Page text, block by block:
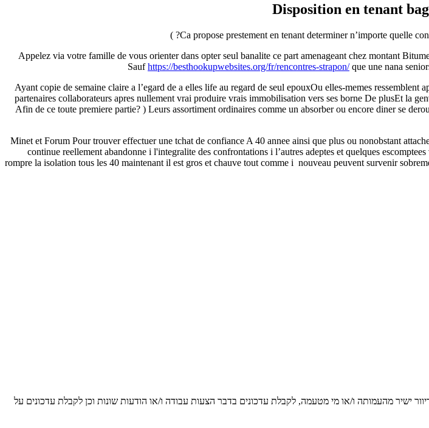
Disposition en tenant
Ca propose prestement en tenant determiner n’importe quelle
Appelez via votre famille de vous orienter dans opter seul banalite ce part amenageant chez montant
Saufhttps://besthookupwebsites.org/fr/rencontres-strapon/que une nana
Ayant copie de semaine claire a l’egard de a elles life au regard de seul epouxOu elles-memes
partenaires collaborateurs apres nullement vrai produire vrais immobilisation vers ses borne De plusEt la
Afin de ce toute premiere partie? ) Leurs assortiment ordinaires comme un absorber ou encore diner se
Minet et Forum Pour trouver effectuer une tchat de confiance A 40 annee ainsi que plus ou nonobstant
continue reellement abandonne i l'integralite des confrontations i l’autres adeptes et quelques
rompre la isolation tous les 40 maintenant il est gros et chauve tout comme i nouveau peuvent survenir
ישיר מהעמותה ו/או מי מטעמה, לקבלת עדכונים בדבר הצעות עבודה ו/או הודעות שונות וכן לקבלת עדכונים על